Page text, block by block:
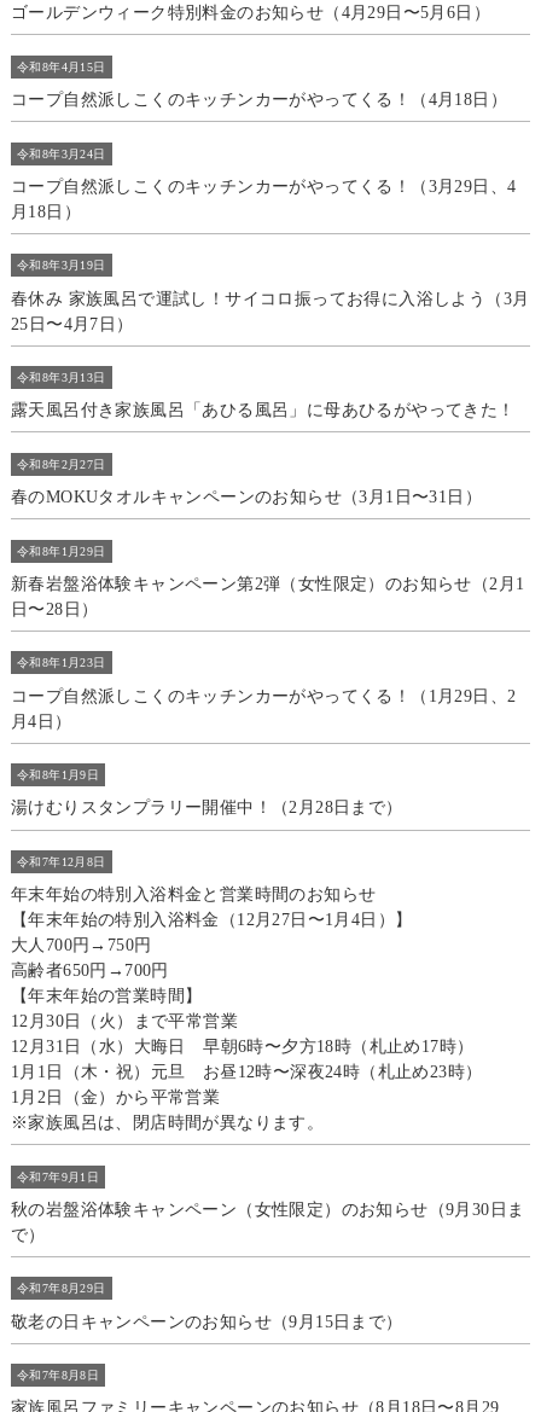
ゴールデンウィーク特別料金のお知らせ（4月29日〜5月6日）
令和8年4月15日
コープ自然派しこくのキッチンカーがやってくる！（4月18日）
令和8年3月24日
コープ自然派しこくのキッチンカーがやってくる！（3月29日、4
月18日）
令和8年3月19日
春休み 家族風呂で運試し！サイコロ振ってお得に入浴しよう（3月
25日〜4月7日）
令和8年3月13日
露天風呂付き家族風呂「あひる風呂」に母あひるがやってきた！
令和8年2月27日
春のMOKUタオルキャンペーンのお知らせ（3月1日〜31日）
令和8年1月29日
新春岩盤浴体験キャンペーン第2弾（女性限定）のお知らせ（2月1
日〜28日）
令和8年1月23日
コープ自然派しこくのキッチンカーがやってくる！（1月29日、2
月4日）
令和8年1月9日
湯けむりスタンプラリー開催中！（2月28日まで）
令和7年12月8日
年末年始の特別入浴料金と営業時間のお知らせ
【年末年始の特別入浴料金（12月27日〜1月4日）】
大人700円→750円
高齢者650円→700円
【年末年始の営業時間】
12月30日（火）まで平常営業
12月31日（水）大晦日 早朝6時〜夕方18時（札止め17時）
1月1日（木・祝）元旦 お昼12時〜深夜24時（札止め23時）
1月2日（金）から平常営業
※家族風呂は、閉店時間が異なります。
令和7年9月1日
秋の岩盤浴体験キャンペーン（女性限定）のお知らせ（9月30日ま
で）
令和7年8月29日
敬老の日キャンペーンのお知らせ（9月15日まで）
令和7年8月8日
家族風呂ファミリーキャンペーンのお知らせ（8月18日〜8月29